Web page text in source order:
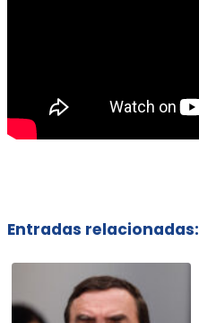
Entradas relacionadas: